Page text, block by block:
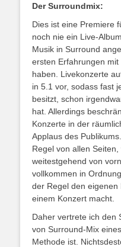
Der Surroundmix:
Dies ist eine Premiere
noch nie ein Live-
Musik in Surround
ersten Erfahrungen
haben. Livekonzerte
in 5.1 vor, sodass fast
besitzt, schon
hat. Allerdings
Konzerte in der
Applaus des
Regel von allen
weitestgehend von
vollkommen in
der Regel den
einem Konzert macht.
Daher vertrete ich den
von Surround-Mix
Methode ist.